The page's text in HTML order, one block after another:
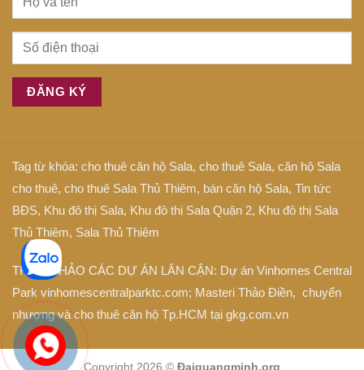
Tag từ khóa: cho thuê căn hộ Sala, cho thuê Sala, căn hộ Sala
cho thuê, cho thuê Sala Thủ Thiêm, bán căn hộ Sala, Tin tức
BĐS, Khu đô thị Sala, Khu đô thị Sala Quận 2, Khu đô thị Sala
Thủ Thiêm, Sala Thủ Thiêm
THAM KHẢO CÁC DỰ ÁN LÂN CẬN: Dự án Vinhomes Central
Park vinhomescentralparktc.com; Masteri Thảo Điền, chuyển
nhượng và cho thuê căn hộ Tp.HCM tại gkg.com.vn
Copyright 2026 © Đaiquangminh.org